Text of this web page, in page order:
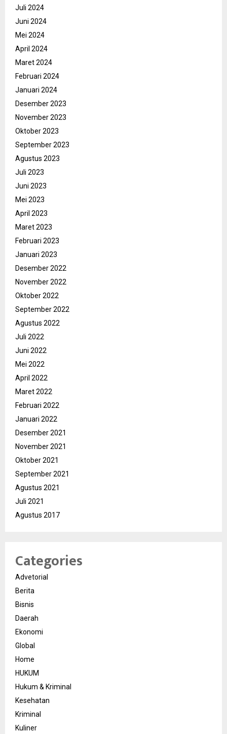
Juli 2024
Juni 2024
Mei 2024
April 2024
Maret 2024
Februari 2024
Januari 2024
Desember 2023
November 2023
Oktober 2023
September 2023
Agustus 2023
Juli 2023
Juni 2023
Mei 2023
April 2023
Maret 2023
Februari 2023
Januari 2023
Desember 2022
November 2022
Oktober 2022
September 2022
Agustus 2022
Juli 2022
Juni 2022
Mei 2022
April 2022
Maret 2022
Februari 2022
Januari 2022
Desember 2021
November 2021
Oktober 2021
September 2021
Agustus 2021
Juli 2021
Agustus 2017
Categories
Advetorial
Berita
Bisnis
Daerah
Ekonomi
Global
Home
HUKUM
Hukum & Kriminal
Kesehatan
Kriminal
Kuliner